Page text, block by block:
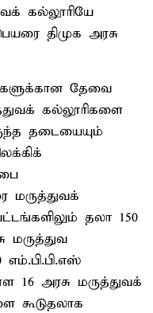
கல்லூரியே
திமுக அரசு
தேவை
கல்லூரிகளை
தடையையும்
மருத்துவக்
தலா 150
அரசு மருத்துவக்
கூடுதலாக